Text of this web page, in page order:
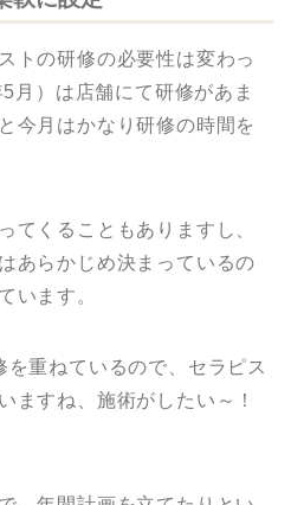
トの研修の必要性は変わっ
月）は店舗にて研修があま
今月はかなり研修の時間を
てくることもありますし、
あらかじめ決まっているの
います。
重ねているので、セラピス
ますね、施術がしたい～！